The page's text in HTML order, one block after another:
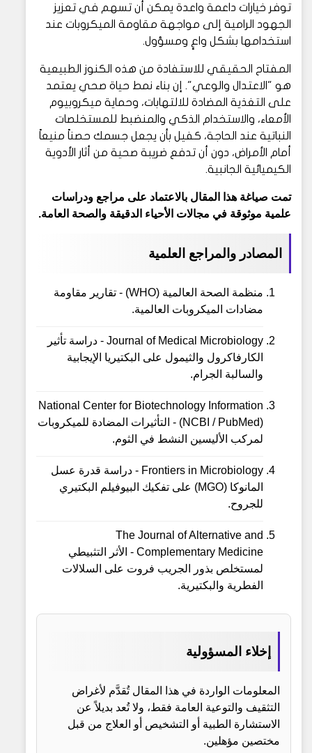
توفر خيارات داعمة واعدة يمكن أن تسهم في تعزيز
الجهود الرامية إلى مواجهة مقاومة الميكروبات عند
استخدامها بشكل واعٍ ومسؤول.
المفتاح الحقيقي للاستفادة من هذه الكنوز الطبيعية
هو "الاعتدال والوعي". إن بناء نمط حياة صحي يعتمد
على التغذية المضادة للالتهابات، وحماية ميكروبيوم
الأمعاء، والاستخدام الذكي والمنضبط للمستخلصات
النباتية عند الحاجة، كفيل بأن يجعل جسمك حصناً منيعاً
أمام الأمراض، دون أن تدفع ضريبة صحية من أثار الأدوية
الكيميائية الجانبية.
تمت صياغة هذا المقال بالاعتماد على مراجع ودراسات
علمية موثوقة في مجالات الأحياء الدقيقة والصحة العامة.
المصادر والمراجع العلمية
منظمة الصحة العالمية (WHO) - تقارير مقاومة
مضادات الميكروبات العالمية.
Journal of Medical Microbiology - دراسة تأثير
الكارفاكرول والثيمول على البكتيريا الإيجابية
والسالبة الجرام.
National Center for Biotechnology Information
(NCBI / PubMed) - التأثيرات المضادة للميكروبات
لمركب الأليسين النشط في الثوم.
Frontiers in Microbiology - دراسة قدرة عسل
المانوكا (MGO) على تفكيك البيوفيلم البكتيري
للجروح.
The Journal of Alternative and
Complementary Medicine - الأثر التثبيطي
لمستخلص بذور الجريب فروت على السلالات
الفطرية والبكتيرية.
إخلاء المسؤولية
المعلومات الواردة في هذا المقال تُقدَّم لأغراض
التثقيف والتوعية العامة فقط، ولا تُعد بديلاً عن
الاستشارة الطبية أو التشخيص أو العلاج من قبل
مختصين مؤهلين.